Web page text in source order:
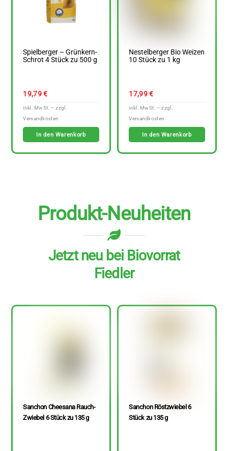
Spielberger – Grünkern-
Schrot 4 Stück zu 500 g
19,79€
In den Warenkorb
Nestelberger Bio Weizen
10 Stück zu 1 kg
17,99€
In den Warenkorb
Produkt-Neuheiten
Jetzt neu bei Biovorrat
Fiedler
Sanchon Cheesana Rauch-
Zwiebel 6 Stück zu 135 g
Sanchon Röstzwiebel 6
Stück zu 135 g